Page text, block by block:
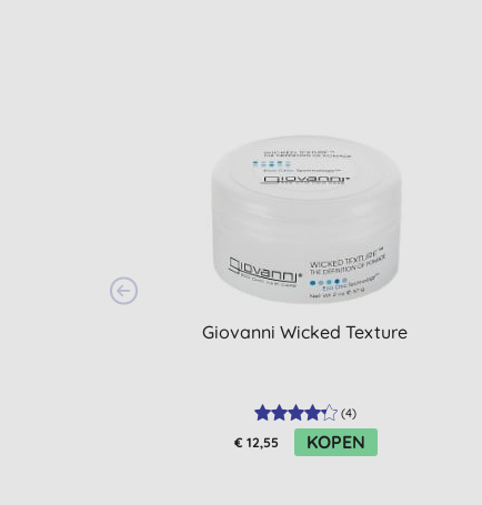
Giovanni Wicked Texture
(4)
€ 12,55 KOPEN